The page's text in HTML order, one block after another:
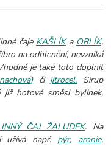
čaje KAŠLÍKa ORLÍK,
na odhlenění, nevzniká
je také toto doplnit
či jitrocel. Sirup
hotové směsi bylinek,
ČAJ ŽALUDEK. Na
užívá např. pýr, aronie,